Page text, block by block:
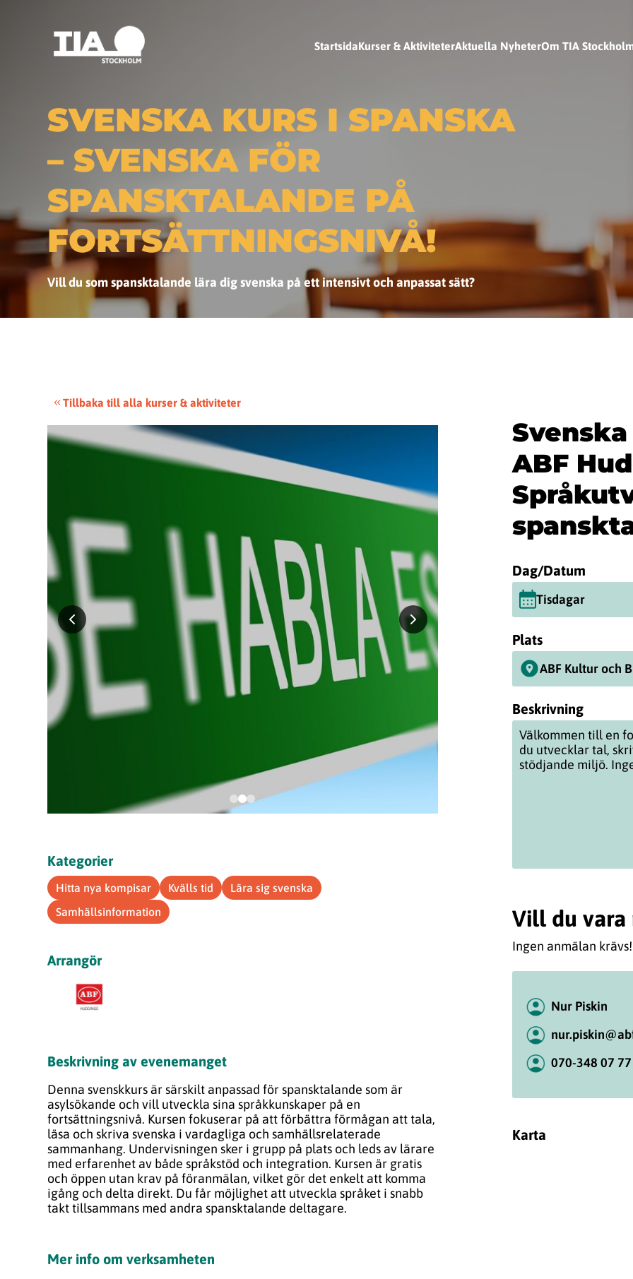
StartsidaKurser & AktiviteterAktuella NyheterOm TIA
SVENSKA KURS I SPANSKA
– SVENSKA FÖR
SPANSKTALANDE PÅ
FORTSÄTTNINGSNIVÅ!
Vill du som spansktalande lära dig svenska på ett intensivt och anpassat sätt?
Tillbaka till alla kurser & aktiviteter
Kategorier
Hitta nya kompisar Kvälls tid
Lära sig svenska
Samhällsinformation
Arrangör
Beskrivning av evenemanget
Denna svenskkurs är särskilt anpassad för spansktalande som är
asylsökande och vill utveckla sina språkkunskaper på en
fortsättningsnivå. Kursen fokuserar på att förbättra förmågan att tala,
läsa och skriva svenska i vardagliga och samhällsrelaterade
sammanhang. Undervisningen sker i grupp på plats och leds av lärare
med erfarenhet av både språkstöd och integration. Kursen är gratis
och öppen utan krav på föranmälan, vilket gör det enkelt att komma
igång och delta direkt. Du får möjlighet att utveckla språket i snabb
takt tillsammans med andra spansktalande deltagare.
Mer info om verksamheten
ABF
Dag/Datum
Tisdagar
Plats
ABF Kultur och
Beskrivning
Välkommen till en
du utvecklar tal,
stödjande miljö.
Vill du vara
Ingen anmälan krävs!
Nur Piskin
070-348 07 77
Karta